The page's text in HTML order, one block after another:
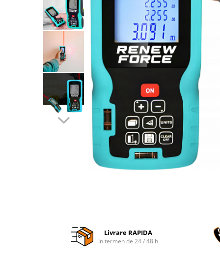
Xiaomi Roborock
Aspiratoare
Accesorii auto interioare
Aspiratoare Auto
Produse Cosmetica Auto
Casa, Gradina & Bricolaj
Accesorii mese si scaune
Accesorii prize si intrerupatoare
Echipamente protectia muncii
Folii si pungi alimentare
Livrare RAPIDA
In termen de 24 / 48 h